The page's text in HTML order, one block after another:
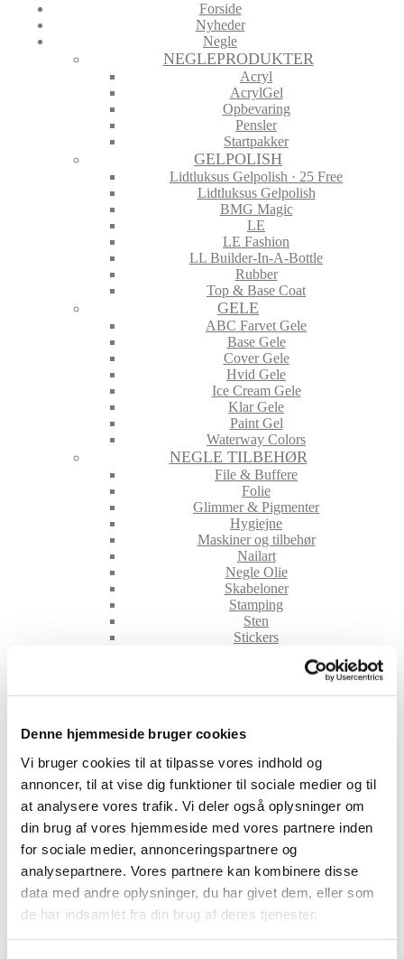
Denne hjemmeside bruger cookies
Vi bruger cookies til at tilpasse vores indhold og
annoncer, til at vise dig funktioner til sociale medier og til
at analysere vores trafik. Vi deler også oplysninger om
din brug af vores hjemmeside med vores partnere inden
for sociale medier, annonceringspartnere og
analysepartnere. Vores partnere kan kombinere disse
data med andre oplysninger, du har givet dem, eller som
de har indsamlet fra din brug af deres tjenester.
Forside
Nyheder
Negle
NEGLEPRODUKTER
Acryl
AcrylGel
Opbevaring
Pensler
Startpakker
GELPOLISH
Lidtluksus Gelpolish · 25 Free
Lidtluksus Gelpolish
BMG Magic
LE
LE Fashion
LL Builder-In-A-Bottle
Rubber
Top & Base Coat
GELE
ABC Farvet Gele
Base Gele
Cover Gele
Hvid Gele
Ice Cream Gele
Klar Gele
Paint Gel
Waterway Colors
NEGLE TILBEHØR
File & Buffere
Folie
Glimmer & Pigmenter
Hygiejne
Maskiner og tilbehør
Nailart
Negle Olie
Skabeloner
Stamping
Sten
Stickers
Tipper & øvehænder
Jule Nailart
Kurser
Jelly Maske
Vippe Produkter
LASH LIFT
VIPPER
Silke
Ultra soft flat cashmere
Volume
VIPPE TILBEHØR
After Care
Belysning